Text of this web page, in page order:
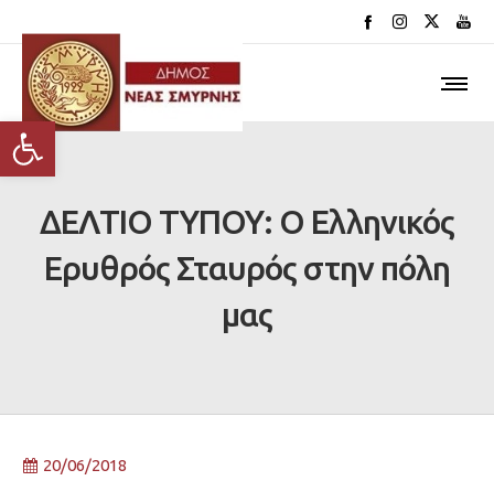
Ανοίξτε τη γραμμή εργαλείων
ΔΕΛΤΙΟ ΤΥΠΟΥ: Ο Ελληνικός
Ερυθρός Σταυρός στην πόλη
μας
20/06/2018